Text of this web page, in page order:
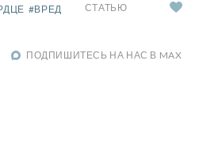
#ВРЕД
СТАТЬЮ
ПОДПИШИТЕСЬ НА НАС В MAX